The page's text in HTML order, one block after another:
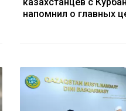
казахстанцев с
напомнил о главных